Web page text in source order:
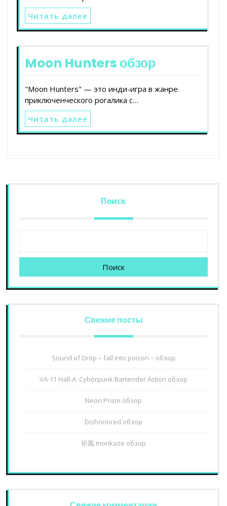
Читать далее
Moon Hunters обзор
"Moon Hunters" — это инди-игра в жанре
приключенческого рогалика с…
Читать далее
Поиск
Поиск
Свежие посты
Sound of Drop – fall into poison – обзор
VA-11 Hall-A: Cyberpunk Bartender Action обзор
Neon Prism обзор
Dishonored обзор
祈風 Inorikaze обзор